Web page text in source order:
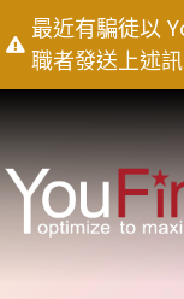
to
最近有騙徒以
職者發送上述